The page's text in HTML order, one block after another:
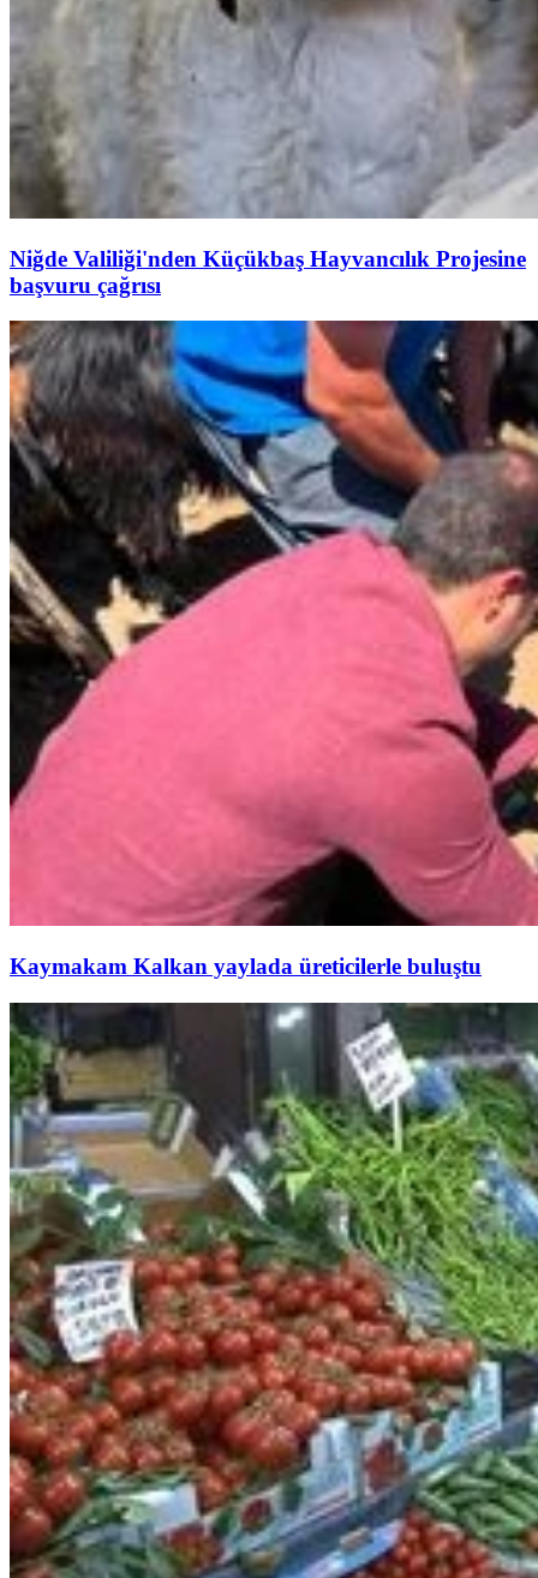
Niğde Valiliği'nden Küçükbaş Hayvancılık Projesine
başvuru çağrısı
Kaymakam Kalkan yaylada üreticilerle buluştu